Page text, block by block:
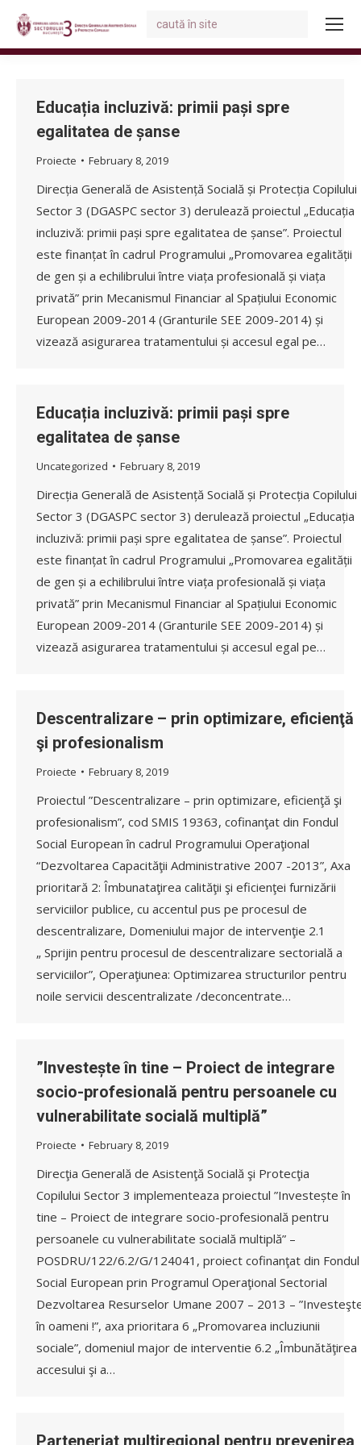
Search:
Educația incluzivă: primii pași spre
egalitatea de șanse
Proiecte February 8, 2019
Direcția Generală de Asistență Socială și Protecția Copilului
Sector 3 (DGASPC sector 3) derulează proiectul „Educația
incluzivă: primii pași spre egalitatea de șanse”. Proiectul
este finanțat în cadrul Programului „Promovarea egalității
de gen și a echilibrului între viața profesională și viața
privată” prin Mecanismul Financiar al Spațiului Economic
European 2009-2014 (Granturile SEE 2009-2014) și
vizează asigurarea tratamentului și accesul egal pe…
Educația incluzivă: primii pași spre
egalitatea de șanse
Uncategorized February 8, 2019
Direcția Generală de Asistență Socială și Protecția Copilului
Sector 3 (DGASPC sector 3) derulează proiectul „Educația
incluzivă: primii pași spre egalitatea de șanse”. Proiectul
este finanțat în cadrul Programului „Promovarea egalității
de gen și a echilibrului între viața profesională și viața
privată” prin Mecanismul Financiar al Spațiului Economic
European 2009-2014 (Granturile SEE 2009-2014) și
vizează asigurarea tratamentului și accesul egal pe…
Descentralizare – prin optimizare, eficienţă
şi profesionalism
Proiecte February 8, 2019
Proiectul ”Descentralizare – prin optimizare, eficienţă şi
profesionalism”, cod SMIS 19363, cofinanţat din Fondul
Social European în cadrul Programului Operaţional
“Dezvoltarea Capacităţii Administrative 2007 -2013”, Axa
prioritară 2: Îmbunataţirea calităţii şi eficienţei furnizării
serviciilor publice, cu accentul pus pe procesul de
descentralizare, Domeniului major de intervenţie 2.1
„ Sprijin pentru procesul de descentralizare sectorială a
serviciilor”, Operaţiunea: Optimizarea structurilor pentru
noile servicii descentralizate /deconcentrate…
”Investește în tine – Proiect de integrare
socio-profesională pentru persoanele cu
vulnerabilitate socială multiplă”
Proiecte February 8, 2019
Direcţia Generală de Asistenţă Socială şi Protecţia
Copilului Sector 3 implementeaza proiectul ”Investește în
tine – Proiect de integrare socio-profesională pentru
persoanele cu vulnerabilitate socială multiplă” –
POSDRU/122/6.2/G/124041, proiect cofinanţat din Fondul
Social European prin Programul Operaţional Sectorial
Dezvoltarea Resurselor Umane 2007 – 2013 –
în oameni !”, axa prioritara 6 „Promovarea incluziunii
sociale”, domeniul major de interventie 6.2 „Îmbunătăţirea
accesului şi a…
Parteneriat multiregional pentru prevenirea